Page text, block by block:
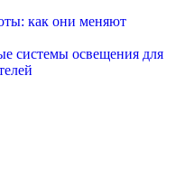
как они меняют
системы освещения для